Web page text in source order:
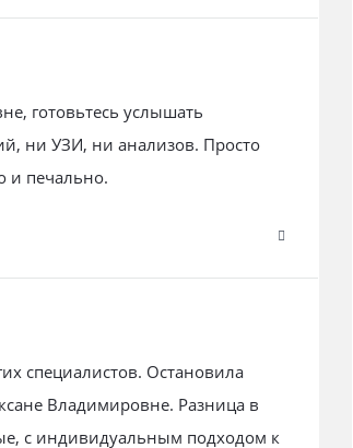
готовьтесь услышать
ни УЗИ, ни анализов. Просто
и печально.
специалистов. Остановила
Владимировне. Разница в
с индивидуальным подходом к